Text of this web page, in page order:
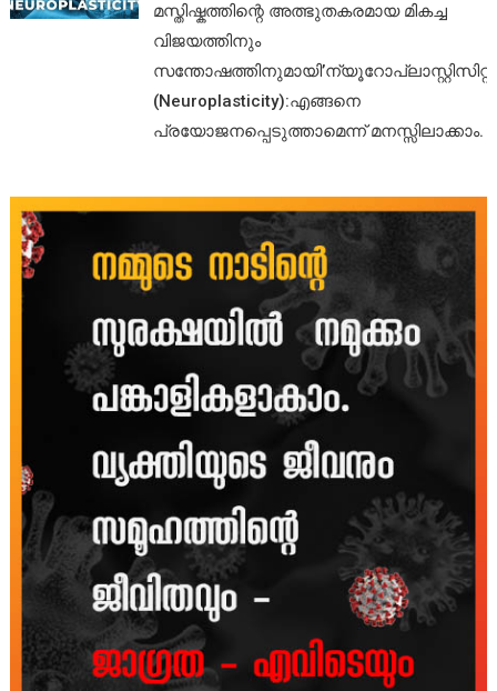
മസ്തിഷ്കത്തിന്റെ അത്ഭുതകരമായ മികച്ച
വിജയത്തിനും
സന്തോഷത്തിനുമായി’ന്യൂറോപ്ലാസ്റ്റിസിറ്റി’
(Neuroplasticity):എങ്ങനെ
പ്രയോജനപ്പെടുത്താമെന്ന് മനസ്സിലാക്കാം.